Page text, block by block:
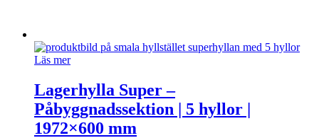
Läs mer
Lagerhylla Super –
Påbyggnadssektion | 5 hyllor |
1972×600 mm